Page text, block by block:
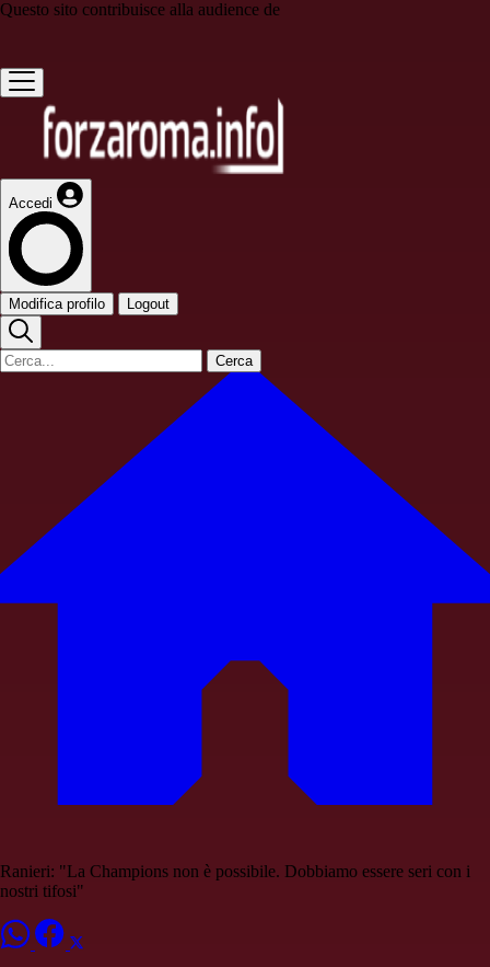
Questo sito contribuisce alla audience de
Accedi
Modifica profilo Logout
Cerca
Ranieri: "La Champions non è possibile. Dobbiamo essere seri con i
nostri tifosi"